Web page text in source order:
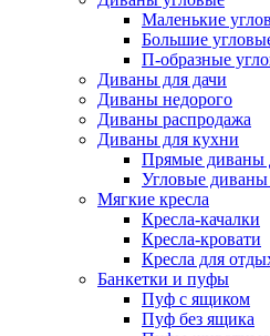
Маленькие
Большие
П-образные
Диваны для дачи
Диваны недорого
Диваны распродажа
Диваны для кухни
Прямые диваны
Угловые
Мягкие кресла
Кресла-качалки
Кресла-кровати
Кресла для
Банкетки и пуфы
Пуф с ящиком
Пуф без ящика